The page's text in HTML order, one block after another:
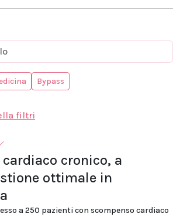
Bypass
filtri
cronico, a
ottimale in
a 250 pazienti con scompenso cardiaco